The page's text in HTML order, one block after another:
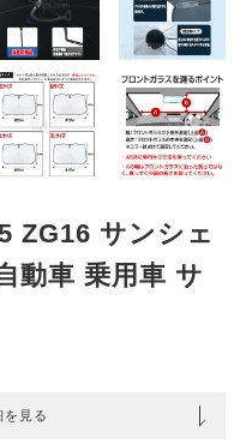
ZG16 サンシェ
動車 乗用車 サ
を見る